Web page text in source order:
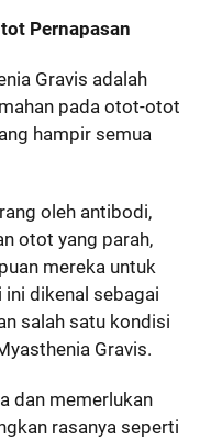
Pernapasan
Gravis adalah
pada otot-otot
hampir semua
oleh antibodi,
otot yang parah,
mereka untuk
dikenal sebagai
salah satu kondisi
Gravis.
dan memerlukan
rasanya seperti